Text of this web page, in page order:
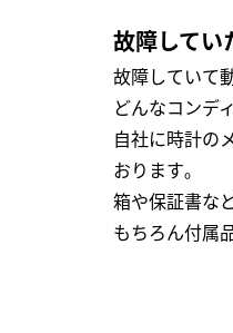
故障してい
故障していて
どんなコンデ
自社に時計の
おります｡
箱や保証書な
もちろん付属